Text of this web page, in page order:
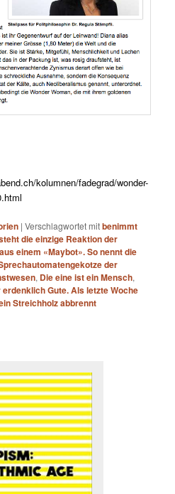
kolumnen/fadegrad/wonder-
|Verschlagwortet mitbenimmt
die einzige Reaktion der
einem «Maybot». So nennt die
der
, Die eine ist ein Mensch,
Gute. Als letzte Woche
Streichholz abbrennt